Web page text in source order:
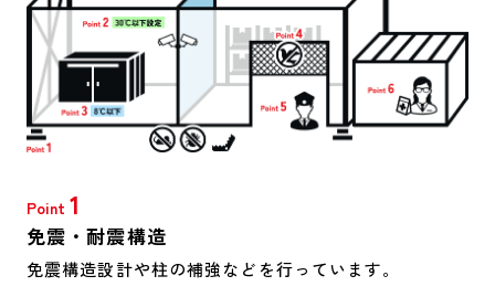
Point 1
免震・耐震構造
免震構造設計や柱の補強などを行っています。